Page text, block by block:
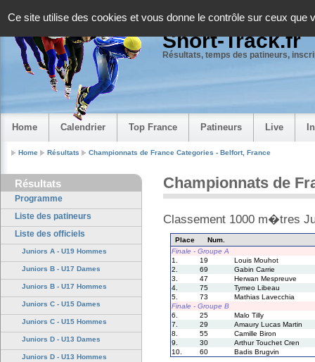
Ce site utilise des cookies et vous donne le contrôle sur ceux que
Short-Track.fr
Résultats, temps des patineurs,
Home Calendrier Top France Patineurs Live
Home Résultats Championnats de France Categories - Belfort, France
Résultats
Programme
Liste des patineurs
Liste des officiels
Juniors A - U19 Hommes
Juniors B - U17 Dames
Juniors B - U17 Hommes
Juniors C - U15 Dames
Juniors C - U15 Hommes
Juniors D - U13 Dames
Juniors D - U13 Hommes
Championnats de
Classement 1000 m�tres
Place
Num.
Finale - Groupe A
1.
19
Louis Mouhot
2.
69
Gabin Carrie
3.
47
Herwan Mespreuve
4.
75
Tymeo Libeau
5.
73
Mathias Lavecchia
Finale - Groupe B
6.
25
Malo Tilly
7.
29
Amaury Lucas Martin
8.
55
Camille Biron
9.
30
Arthur Touchet Cren
10.
60 Badis Brugvin